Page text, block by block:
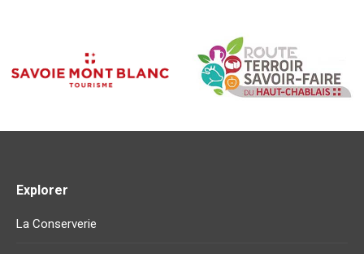
Explorer
La Conserverie